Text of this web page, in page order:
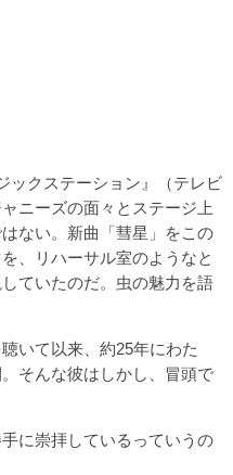
クステーション』（テレビ
ニーズの面々とステージ上
ない。新曲「彗星」をこの
、リハーサル室のようなと
ていたのだ。虫の魅力を語
いて以来、約25年にわた
そんな彼はしかし、冒頭で
に崇拝しているっていうの